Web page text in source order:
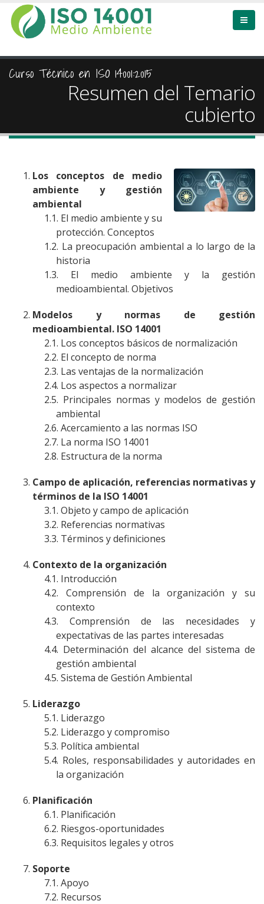
Curso Técnico en ISO 14001:2015
Resumen del Temario
cubierto
Los conceptos de medio
ambiente y gestión
ambiental
El medio ambiente y su
protección. Conceptos
La preocupación ambiental a lo largo de la
historia
El medio ambiente y la gestión
medioambiental. Objetivos
Modelos y normas de gestión
medioambiental. ISO 14001
Los conceptos básicos de normalización
El concepto de norma
Las ventajas de la normalización
Los aspectos a normalizar
Principales normas y modelos de gestión
ambiental
Acercamiento a las normas ISO
La norma ISO 14001
Estructura de la norma
Campo de aplicación, referencias normativas y
términos de la ISO 14001
Objeto y campo de aplicación
Referencias normativas
Términos y definiciones
Contexto de la organización
Introducción
Comprensión de la organización y su
contexto
Comprensión de las necesidades y
expectativas de las partes interesadas
Determinación del alcance del sistema de
gestión ambiental
Sistema de Gestión Ambiental
Liderazgo
Liderazgo
Liderazgo y compromiso
Política ambiental
Roles, responsabilidades y autoridades en
la organización
Planificación
Planificación
Riesgos-oportunidades
Requisitos legales y otros
Soporte
Apoyo
Recursos